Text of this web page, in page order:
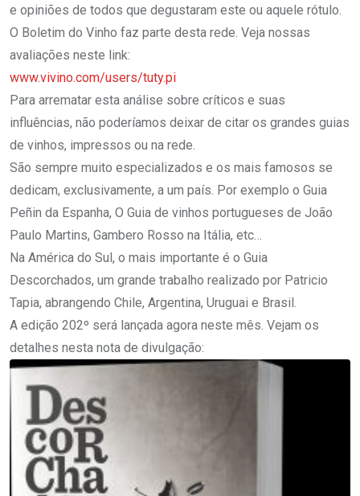
e opiniões de todos que degustaram este ou aquele rótulo.
O Boletim do Vinho faz parte desta rede. Veja nossas
avaliações neste link:
www.vivino.com/users/tuty.pi
Para arrematar esta análise sobre críticos e suas
influências, não poderíamos deixar de citar os grandes guias
de vinhos, impressos ou na rede.
São sempre muito especializados e os mais famosos se
dedicam, exclusivamente, a um país. Por exemplo o Guia
Peñin da Espanha, O Guia de vinhos portugueses de João
Paulo Martins, Gambero Rosso na Itália, etc…
Na América do Sul, o mais importante é o Guia
Descorchados, um grande trabalho realizado por Patricio
Tapia, abrangendo Chile, Argentina, Uruguai e Brasil.
A edição 202º será lançada agora neste mês. Vejam os
detalhes nesta nota de divulgação: